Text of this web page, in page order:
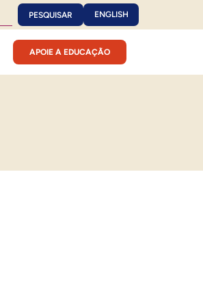
PESQUISAR ENGLISH
APOIE A EDUCAÇÃO